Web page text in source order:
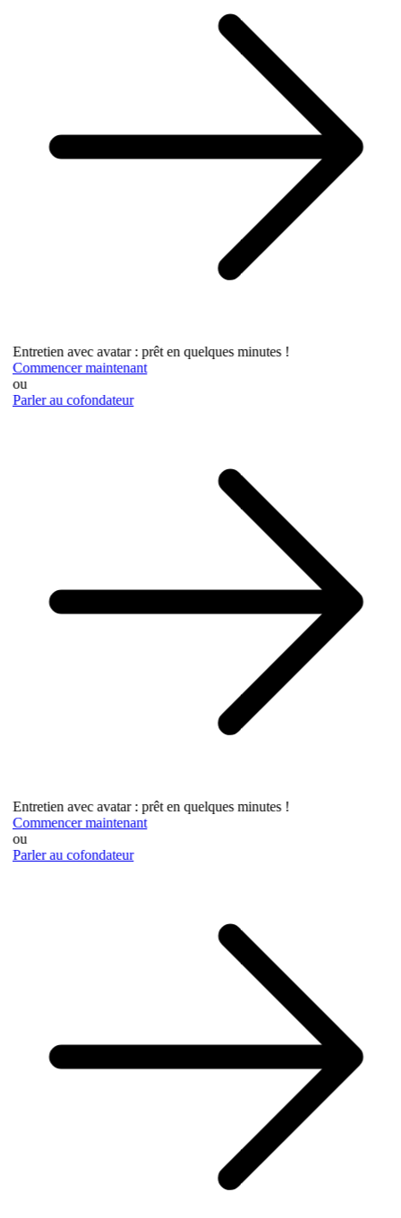
Entretien avec avatar : prêt en quelques minutes !
Commencer maintenant
ou
Parler au cofondateur
Entretien avec avatar : prêt en quelques minutes !
Commencer maintenant
ou
Parler au cofondateur